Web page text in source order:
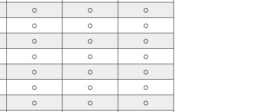
○ ○ ○
○ ○ ○
○ ○ ○
○ ○ ○
○ ○ ○
○ ○ ○
○ ○ ○